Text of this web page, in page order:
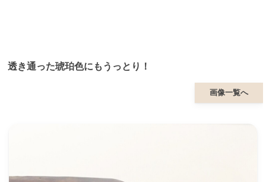
透き通った琥珀色にもうっとり！
画像一覧へ